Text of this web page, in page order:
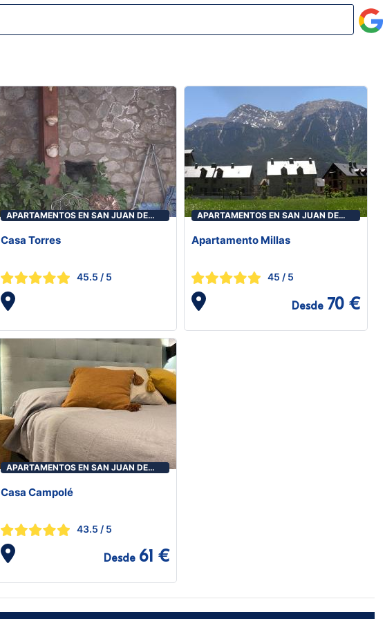
APARTAMENTOS EN SAN JUAN DE
Casa Torres
45.5 / 5
APARTAMENTOS EN SAN JUAN DE
Apartamento Millas
45 / 5
Desde 70 €
APARTAMENTOS EN SAN JUAN DE
Casa Campolé
43.5 / 5
Desde 61 €